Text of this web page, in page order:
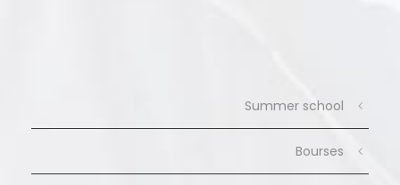
Summer school
Bourses